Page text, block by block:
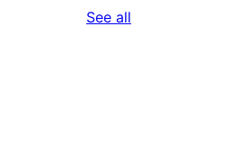
See all